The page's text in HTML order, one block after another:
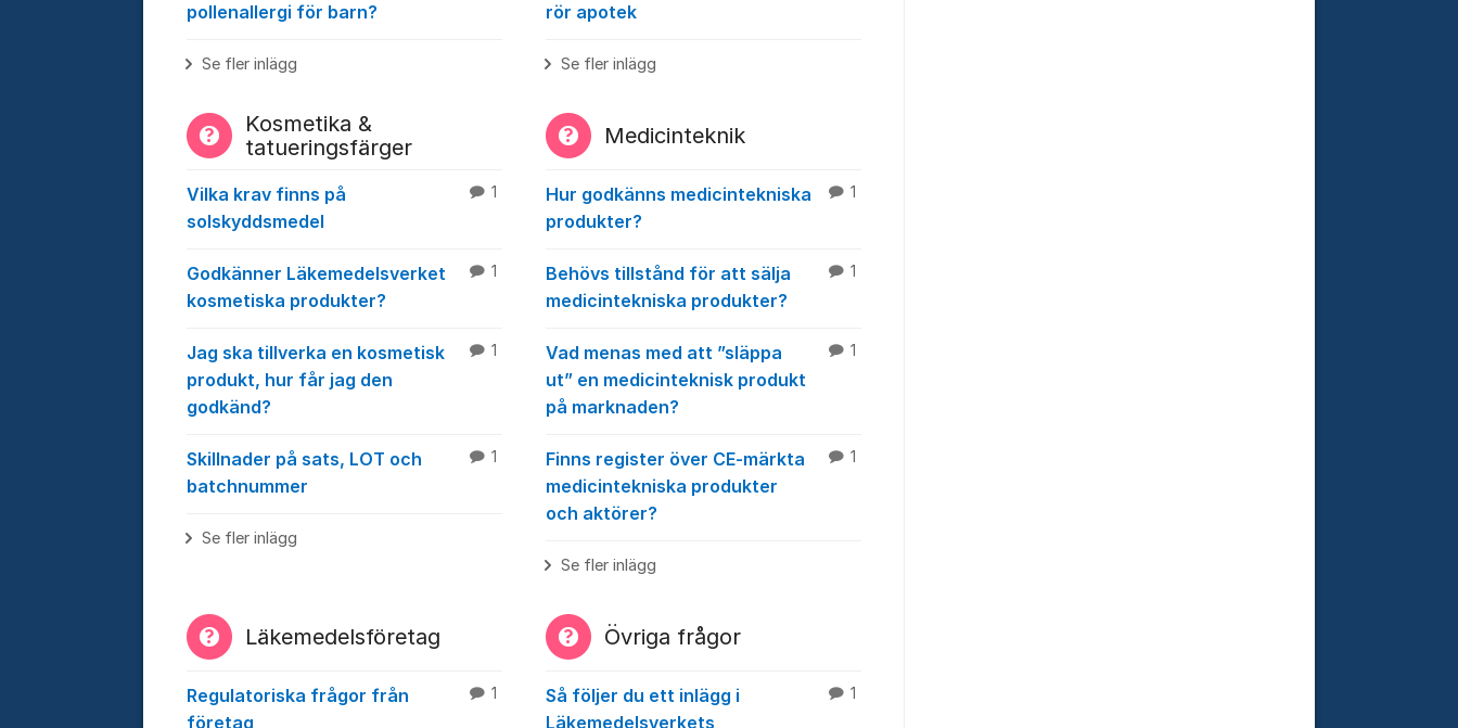
pollenallergi för barn?
Se fler inlägg
rör apotek
Se fler inlägg
Kosmetika &
tatueringsfärger
Vilka krav finns på
solskyddsmedel
1
Godkänner Läkemedelsverket
kosmetiska produkter?
1
Jag ska tillverka en kosmetisk
produkt, hur får jag den
godkänd?
1
Skillnader på sats, LOT och
batchnummer
1
Se fler inlägg
Medicinteknik
Hur godkänns medicintekniska
produkter?
1
Behövs tillstånd för att sälja
medicintekniska produkter?
1
Vad menas med att ”släppa
ut” en medicinteknisk produkt
på marknaden?
1
Finns register över CE-märkta
medicintekniska produkter
och aktörer?
1
Se fler inlägg
Läkemedelsföretag
Regulatoriska frågor från
företag
1
Övriga frågor
Så följer du ett inlägg i
Läkemedelsverkets
1